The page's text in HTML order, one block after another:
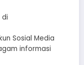
di
Sosial Media
informasi